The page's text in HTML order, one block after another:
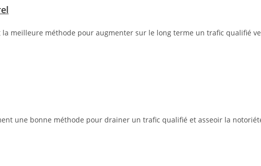
la meilleure méthode pour augmenter sur le long terme un trafic qualifié
une bonne méthode pour drainer un trafic qualifié et asseoir la